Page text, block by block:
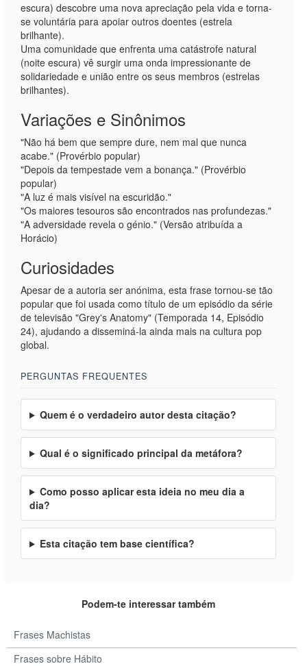
escura) descobre uma nova apreciação pela vida e torna-
se voluntária para apoiar outros doentes (estrela
brilhante).
Uma comunidade que enfrenta uma catástrofe natural
(noite escura) vê surgir uma onda impressionante de
solidariedade e união entre os seus membros (estrelas
brilhantes).
Variações e Sinônimos
"Não há bem que sempre dure, nem mal que nunca
acabe." (Provérbio popular)
"Depois da tempestade vem a bonança." (Provérbio
popular)
"A luz é mais visível na escuridão."
"Os maiores tesouros são encontrados nas profundezas."
"A adversidade revela o génio." (Versão atribuída a
Horácio)
Curiosidades
Apesar de a autoria ser anónima, esta frase tornou-se tão
popular que foi usada como título de um episódio da série
de televisão "Grey's Anatomy" (Temporada 14, Episódio
24), ajudando a disseminá-la ainda mais na cultura pop
global.
PERGUNTAS FREQUENTES
Quem é o verdadeiro autor desta citação?
Qual é o significado principal da metáfora?
Como posso aplicar esta ideia no meu dia a
dia?
Esta citação tem base científica?
Podem-te interessar também
Frases Machistas
Frases sobre Hábito